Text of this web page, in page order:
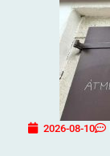
2026-08-10